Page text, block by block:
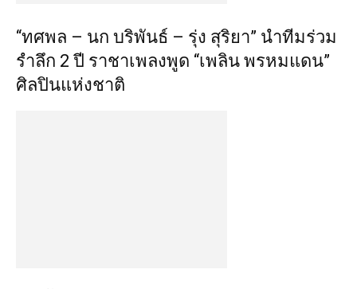
“ทศพล – นก บริพันธ์ – รุ่ง สุริยา” นำทีมร่วม
รำลึก 2 ปี ราชาเพลงพูด “เพลิน พรหมแดน”
ศิลปินแห่งชาติ